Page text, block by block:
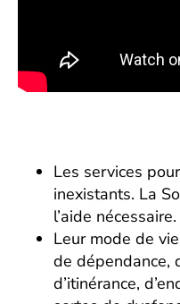
Les services
inexistants. La
l’aide nécessaire.
Leur mode de
de dépendance,
d’itinérance,